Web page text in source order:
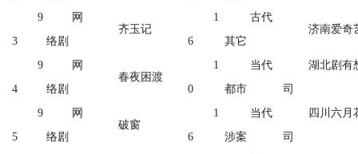
9
3
网
络剧
齐玉记
1
6
古代
其它
济南爱奇
9
4
网
络剧
春夜困渡
1
0
当代
都市
湖北剧有
司
9
5
网
络剧
破窗
1
6
当代
涉案
四川六月
司